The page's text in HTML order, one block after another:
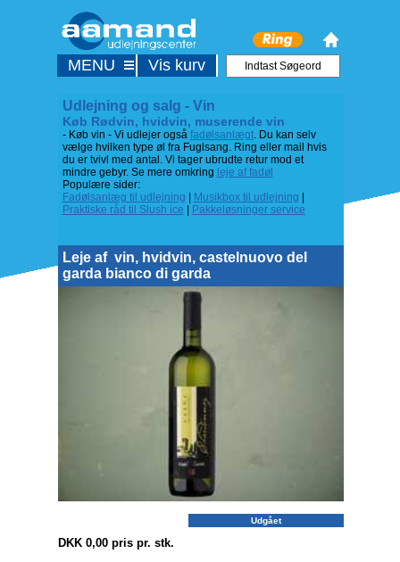
Udlejning og salg - Vin
Køb Rødvin, hvidvin, muserende vin
- Køb vin - Vi udlejer også fadølsanlægt. Du kan selv
vælge hvilken type øl fra Fuglsang. Ring eller mail hvis
du er tvivl med antal. Vi tager ubrudte retur mod et
mindre gebyr. Se mere omkring leje af fadøl
Populære sider:
Fadølsanlæg til udlejning
Musikbox til udlejning
Praktiske råd til Slush ice
Pakkeløsninger service
Leje af vin, hvidvin, castelnuovo del
garda bianco di garda
Udgået
DKK 0,00 pris pr. stk.
MENU Vis kurv